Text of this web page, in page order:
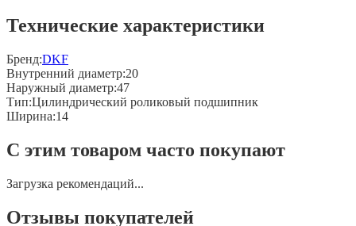
Технические характеристики
Бренд:DKF
Внутренний диаметр:20
Наружный диаметр:47
Тип:Цилиндрический роликовый подшипник
Ширина:14
С этим товаром часто покупают
Загрузка рекомендаций...
Отзывы покупателей